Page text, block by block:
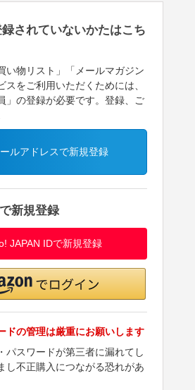
されていないかたはこち
い物リスト」「メールマガジン
スをご利用いただくためには、
」の登録が必要です。登録、ご
ールアドレスで新規登録
新規登録
JAPAN IDで新規登録
ドの管理は厳重にお願いします
パスワードが第三者に漏れてし
し不正購入につながる恐れがあ